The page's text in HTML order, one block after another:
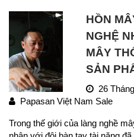
HỒN
NGHỆ
MÂY
SẢN
26
Papasan Việt Nam Sale
Trong thế giới của làng nghề